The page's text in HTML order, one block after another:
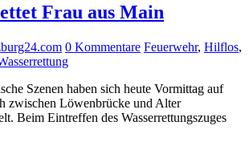
Frau aus Main
0 Kommentare Feuerwehr, Hilflos,
Szenen haben sich heute Vormittag auf
zwischen Löwenbrücke und Alter
Beim Eintreffen des Wasserrettungszuges